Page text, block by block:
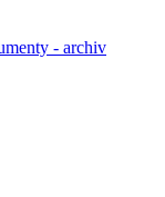
- archiv